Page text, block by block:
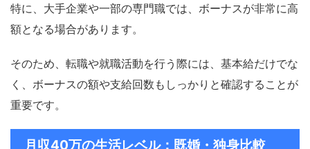
特に、大手企業や一部の専門職では、ボーナスが非常に高
額となる場合があります。
そのため、転職や就職活動を行う際には、基本給だけでな
く、ボーナスの額や支給回数もしっかりと確認することが
重要です。
月収40万の生活レベル：既婚・独身比較